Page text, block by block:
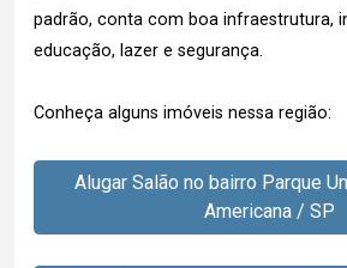
padrão, conta com boa infraestrutura,
educação, lazer e segurança.
Conheça alguns imóveis nessa região:
Alugar Salão no bairro Parque
Americana / SP